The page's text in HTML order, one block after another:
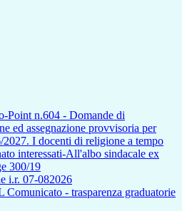
Point n.604 - Domande di
ed assegnazione provvisoria per
2027. I docenti di religione a tempo
interessati-All'albo sindacale ex
300/19
i.r. 07-082026
- trasparenza graduatorie